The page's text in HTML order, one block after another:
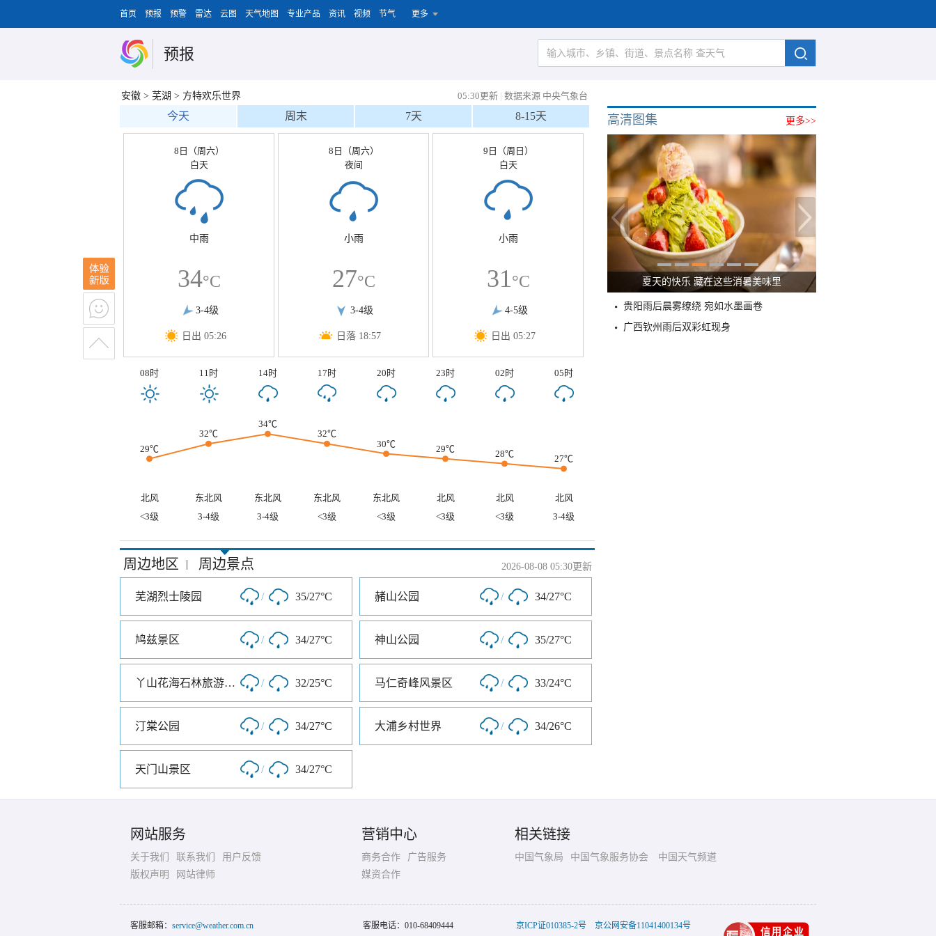
首页 预报 预警 雷达 云图 天气地图 专业产品 资讯 视频 节气 更多
预报
安徽 > 芜湖 > 方特欢乐世界 05:30更新 | 数据来源 中央气象台
今天 周末 7天 8-15天
8日（周六）
白天
中雨
34°C
3-4级
日出 05:26
8日（周六）
夜间
小雨
27°C
3-4级
日落 18:57
9日（周日）
白天
小雨
31°C
4-5级
日出 05:27
08时 11时 14时 17时 20时 23时 02时 05时
29℃
32℃
34℃
32℃
30℃
29℃ 28℃ 27℃
北风 东北风 东北风 东北风 东北风 北风 北风
北风
<3级
3-4级 3-4级 <3级 <3级 <3级 <3级 3-4级
周边地区 | 周边景点 2026-08-08 05:30更新
芜湖烈士陵园 / 35/27°C 赭山公园 / 34/27°C
鸠兹景区 / 34/27°C 神山公园 / 35/27°C
丫山花海石林旅游风景区 / 32/25°C 马仁奇峰风景区 / 33/24°C
汀棠公园 / 34/27°C 大浦乡村世界 / 34/26°C
天门山景区 / 34/27°C
更多>>
高清图集
夏天的快乐 藏在这些消暑美味里
贵阳雨后晨雾缭绕 宛如水墨画卷
广西钦州雨后双彩虹现身
网站服务
关于我们 联系我们
用户反馈
版权声明
网站律师
营销中心
商务合作
广告服务
媒资合作
相关链接
中国气象局 中国气象服务协会 中国天气频道
客服邮箱： service@weather.com.cn 客服电话： 010-68409444 京ICP证010385-2号 京公网安备11041400134号